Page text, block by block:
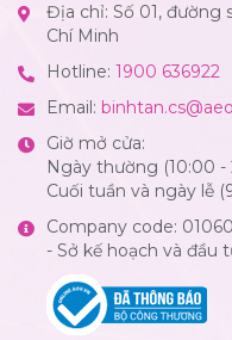
Địa chỉ: Số 01, đường
Chí Minh
Hotline: 1900 636922
Email:
Giờ mở cửa:
Ngày thường (10:00 -
Cuối tuần và ngày lễ
Company code:
- Sở kế hoạch và đầu